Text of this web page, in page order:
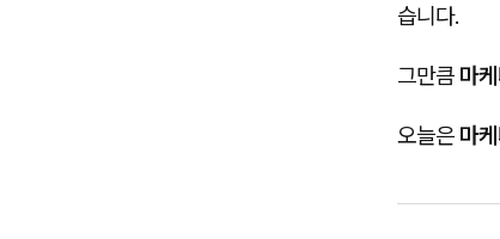
습니다.
그만큼 마
오늘은 마